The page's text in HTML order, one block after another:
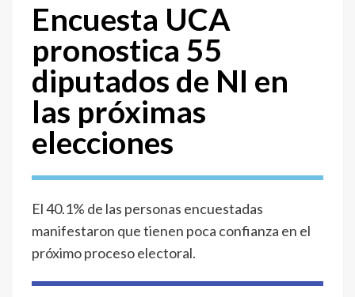
Encuesta UCA
pronostica 55
diputados de NI en
las próximas
elecciones
El 40.1% de las personas encuestadas
manifestaron que tienen poca confianza en el
próximo proceso electoral.